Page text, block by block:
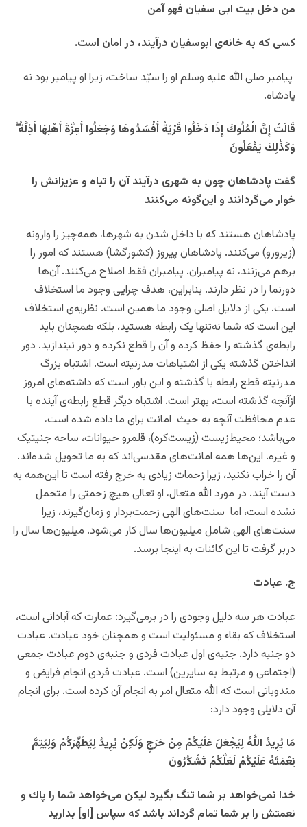
من دخل بیت ابی سفیان فهو آمن
کسی که به خانه‌ی ابوسفیان درآیند، در امان است.
پیامبر صلی الله علیه وسلم او را سیّد ساخت، زیرا او پیامبر بود نه
پادشاه.
قَالَتْ إِنَّ الْمُلُوكَ إِذَا دَخَلُوا قَرْيَةً أَفْسَدُوهَا وَجَعَلُوا أَعِزَّةَ أَهْلِهَا أَذِلَّةً
وَكَذَٰلِكَ يَفْعَلُونَ
گفت پادشاهان چون به شهرى درآيند آن را تباه و عزيزانش را
خوار می‌گردانند و این‌گونه می‌کنند
پادشاهان هستند که با داخل شدن به شهرها، همه‌چیز را وارونه
(زیرورو) می‌کنند. پادشاهان پیروز (کشورگشا) هستند که امور را
برهم می‌زنند، نه پیامبران. پیامبران فقط اصلاح می‌کنند. آن‌ها
دورنما را در نظر دارند. بنابراین، هدف چرایی وجود ما استخلاف
است. یکی از دلایل اصلی وجود ما همین است. نظریه‌ی استخلاف
این است که شما نه‌تنها یک رابطه هستید، بلکه همچنان باید
رابطه‌ی گذشته را حفظ کرده و آن را قطع نکرده و دور نیندازید. دور
انداختن گذشته یکی از اشتباهات مدرنیته است. اشتباه بزرگ
مدرنیته قطع رابطه با گذشته و این باور است که داشته‌های امروز
ازآنچه گذشته است، بهتر است. اشتباه دیگر قطع رابطه‌ی آینده با
عدم محافظت آنچه به حیث امانت برای ما داده شده است،
می‌باشد؛ محیط‌زیست (زیست‌کره)، قلمرو حیوانات، ساحه جنیتیک
و غیره. این‌ها همه امانت‌های مقدسی‌اند که به ما تحویل شده‌اند.
آن را خراب نکنید، زیرا زحمات زیادی به خرج رفته است تا این‌همه به
دست آیند. در مورد الله متعال، او تعالی هیچ زحمتی را متحمل
نشده است، اما سنت‌های الهی زحمت‌بردار و زمان‌گیرند، زیرا
سنت‌های الهی شامل میلیون‌ها سال کار می‌شود. میلیون‌ها سال را
دربر گرفت تا این کائنات به اینجا برسد.
ج. عبادت
عبادت هر سه دلیل وجودی را در برمی‌گیرد: عمارت که آبادانی است،
استخلاف که بقاء و مسئولیت است و همچنان خود عبادت. عبادت
دو جنبه دارد. جنبه‌ی اول عبادت فردی و جنبه‌ی دوم عبادت جمعی
(اجتماعی و مرتبط به سایرین) است. عبادت فردی انجام فرایض و
مندوباتی است که الله متعال امر به انجام آن کرده است. برای انجام
آن دلایلی وجود دارد:
مَا يُرِيدُ اللَّهُ لِيَجْعَلَ عَلَيْكُمْ مِنْ حَرَجٍ وَلَٰكِنْ يُرِيدُ لِيُطَهِّرَكُمْ وَلِيُتِمَّ
نِعْمَتَهُ عَلَيْكُمْ لَعَلَّكُمْ تَشْكُرُونَ
خدا نمی‌خواهد بر شما تنگ بگيرد ليكن می‌خواهد شما را پاك و
نعمتش را بر شما تمام گرداند باشد كه سپاس [او] بداريد